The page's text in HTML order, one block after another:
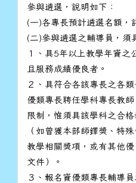
參與遴選，說明如下：
(一)各專長預計遴選名額，
(二)參與遴選之輔導員，須
１、具5年以上教學年資之
且服務成績優良者。
２、具符合各該專長之各
優類專長聘任學科專長教
限制，惟須具該學科之合
（如曾獲本部師鐸獎、特
教學相關獎項，或有其他
文件）。
３、報名資優類專長輔導